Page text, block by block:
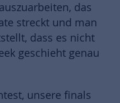
das
streckt und man
dass es nicht
geschieht genau
unsere finals